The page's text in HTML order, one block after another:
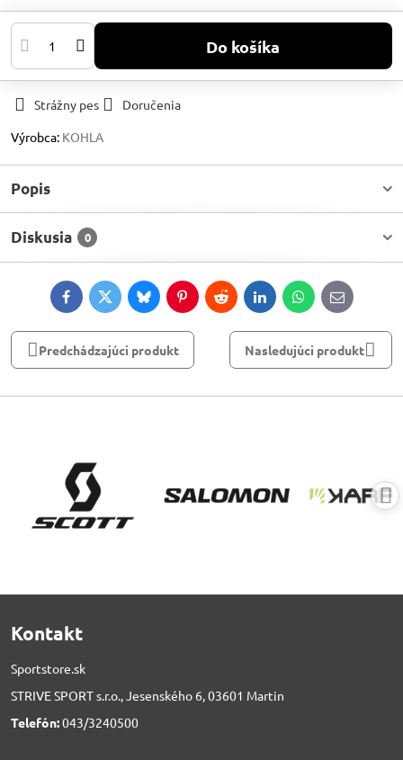
Do košíka
Strážny pes
Doručenia
Výrobca: KOHLA
Popis
Diskusia 0
FacebookTwitterBlueskyPinterestRedditLinkedInWhatsApp
E-
mail
Predchádzajúci produkt Nasledujúci produkt
Kontakt
Sportstore.sk
STRIVE SPORT s.r.o., Jesenského 6, 03601 Martin
Telefón:043/3240500